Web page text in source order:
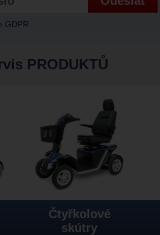
GDPR
PRODUKTŮ
Čtyřkolové
skútry